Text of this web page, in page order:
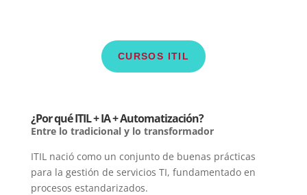
CURSOS ITIL
¿Por qué ITIL + IA + Automatización?
Entre lo tradicional y lo transformador
ITIL nació como un conjunto de buenas prácticas
para la gestión de servicios TI, fundamentado en
procesos estandarizados.